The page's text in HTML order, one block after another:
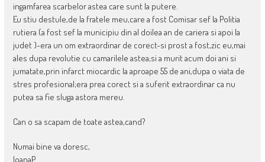
ingamfarea scarbelor astea care sunt la putere.
Eu stiu destule,de la fratele meu,care a fost Comisar sef la Politia
rutiera (a fost sef la municipiu din al doilea an de cariera si apoi la
judet )-era un om extraordinar de corect-si prost a fost,zic eu,mai
ales dupa revolutie cu camarilele astea;si a murit acum doi ani si
jumatate,prin infarct miocardic la aproape 55 de ani,dupa o viata de
stres profesional;era prea corect si a suferit extraordinar ca nu
putea sa fie sluga astora mereu.
Can o sa scapam de toate astea,cand?
Numai bine va doresc,
IoanaP